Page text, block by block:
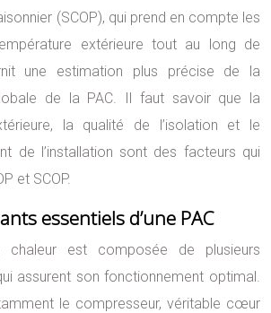
(SCOP), qui prend en compte les
extérieure tout au long de
une estimation plus précise de la
de la PAC. Il faut savoir que la
la qualité de l’isolation et le
de l’installation sont des facteurs qui
et SCOP.
essentiels d’une PAC
est composée de plusieurs
assurent son fonctionnement optimal.
le compresseur, véritable cœur